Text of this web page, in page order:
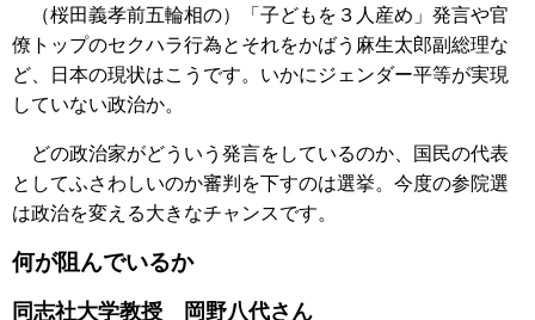
（桜田義孝前五輪相の）「子どもを３人産め」発言や官
僚トップのセクハラ行為とそれをかばう麻生太郎副総理な
ど、日本の現状はこうです。いかにジェンダー平等が実現
していない政治か。
どの政治家がどういう発言をしているのか、国民の代表
としてふさわしいのか審判を下すのは選挙。今度の参院選
は政治を変える大きなチャンスです。
何が阻んでいるか
同志社大学教授 岡野八代さん